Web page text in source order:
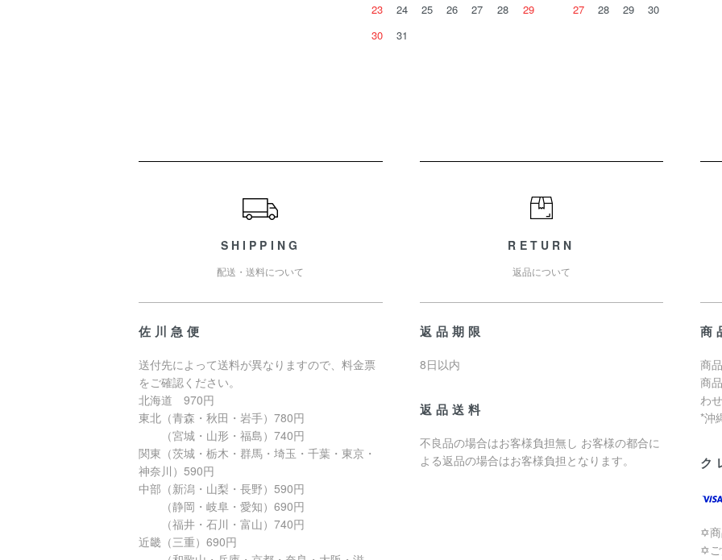
23
24 25 26 27 28
29
30
31
27
28 29 30
SHIPPING
配送・送料について
佐川急便
送付先によって送料が異なりますので、料金票
をご確認ください。
北海道 970円
東北（青森・秋田・岩手）780円
（宮城・山形・福島）740円
関東（茨城・栃木・群馬・埼玉・千葉・東京・
神奈川）590円
中部（新潟・山梨・長野）590円
（静岡・岐阜・愛知）690円
（福井・石川・富山）740円
近畿（三重）690円
RETURN
返品について
返品期限
8日以内
返品送料
不良品の場合はお客様負担無し お客様の都合に
よる返品の場合はお客様負担となります。
商
商
商
わ
*沖
ク
✡商
✡ご